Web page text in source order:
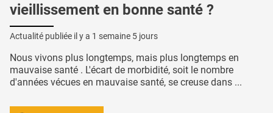
vieillissement en bonne santé ?
Actualité publiée il y a 1 semaine 5 jours
Nous vivons plus longtemps, mais plus longtemps en
mauvaise santé . L'écart de morbidité, soit le nombre
d'années vécues en mauvaise santé, se creuse dans ...